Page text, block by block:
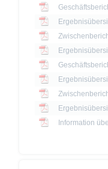
Information